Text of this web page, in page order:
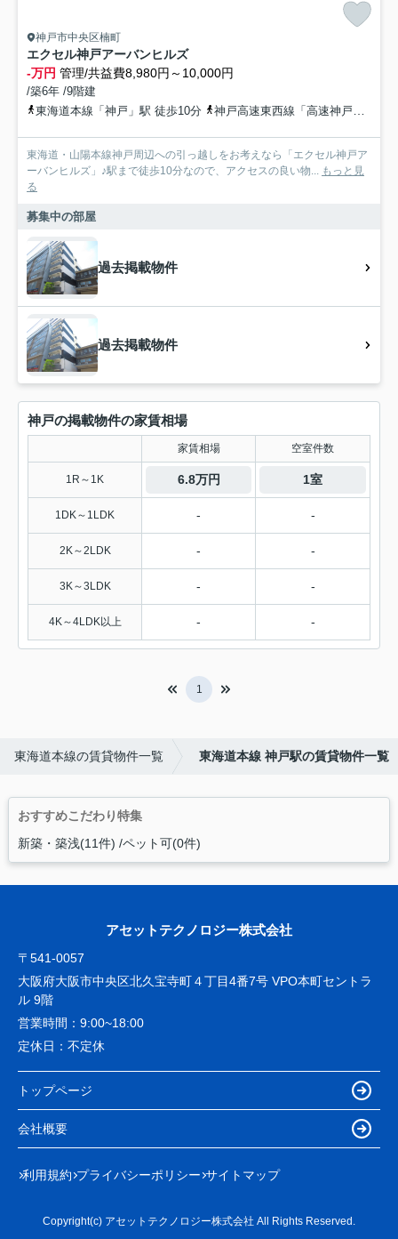
神戸市中央区楠町
エクセル神戸アーバンヒルズ
-万円 管理/共益費8,980円～10,000円
/築6年 /9階建
東海道本線「神戸」駅 徒歩10分
神戸高速東西線「高速神戸」駅 徒歩5分
東海道・山陽本線神戸周辺への引っ越しをお考えなら「エクセル神戸ア
ーバンヒルズ」♪駅まで徒歩10分なので、アクセスの良い物... もっと見
る
募集中の部屋
過去掲載物件
過去掲載物件
神戸の掲載物件の家賃相場
家賃相場 空室件数
1R～1K 6.8万円 1室
1DK～1LDK - -
2K～2LDK - -
3K～3LDK - -
4K～4LDK以上 - -
1
東海道本線の賃貸物件一覧 東海道本線 神戸駅の賃貸物件一覧
おすすめこだわり特集
新築・築浅(11件) ペット可(0件)
アセットテクノロジー株式会社
〒541-0057
大阪府大阪市中央区北久宝寺町４丁目4番7号 VPO本町セントラ
ル 9階
営業時間： 9:00~18:00
定休日： 不定休
トップページ
会社概要
利用規約 プライバシーポリシー サイトマップ
Copyright(c) アセットテクノロジー株式会社 All Rights Reserved.